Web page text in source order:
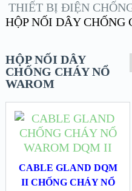
THIẾT BỊ ĐIỆN
HỘP NỐI DÂY CHỐNG
HỘP NỐI DÂY
CHỐNG CHÁY NỔ
WAROM
CABLE GLAND DQM
II CHỐNG CHÁY NỔ